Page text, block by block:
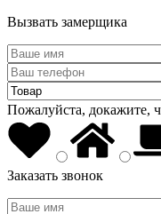
Вызвать замерщика
Пожалуйста, докажите,
Заказать звонок